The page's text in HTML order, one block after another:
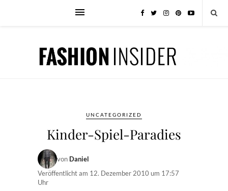
UNCATEGORIZED
Kinder-Spiel-Paradies
von Daniel
Veröffentlicht am 12. Dezember 2010 um 17:57
Uhr